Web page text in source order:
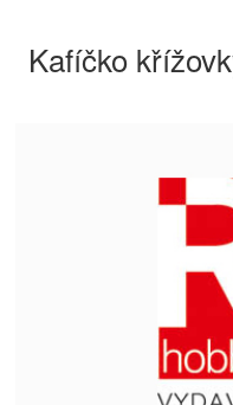
Kafíčko